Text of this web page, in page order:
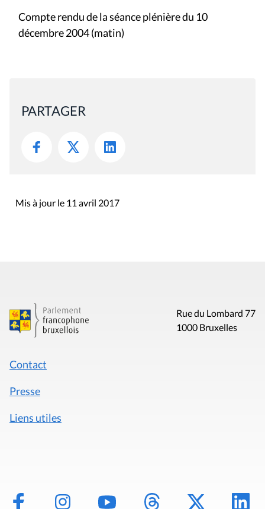
Compte rendu de la séance plénière du 10
décembre 2004 (matin)
PARTAGER
Mis à jour le 11 avril 2017
Rue du Lombard 77
1000 Bruxelles
Contact
Presse
Liens utiles